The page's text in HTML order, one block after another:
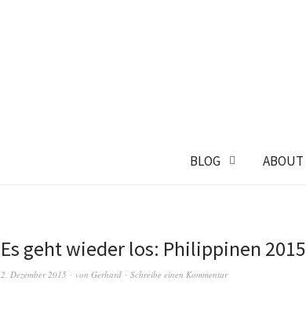
BLOG ABOUT
Es geht wieder los: Philippinen 2015
2. Dezember 2015 von Gerhard Schreibe einen Kommentar